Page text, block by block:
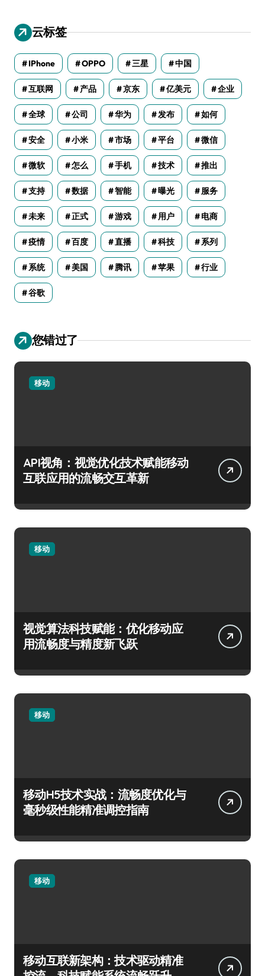
云标签
IPhone OPPO 三星 中国
互联网 产品 京东 亿美元 企业
全球 公司 华为 发布 如何
安全 小米 市场 平台 微信
微软 怎么 手机 技术 推出
支持 数据 智能 曝光 服务
未来 正式 游戏 用户 电商
疫情 百度 直播 科技 系列
系统 美国 腾讯 苹果 行业
谷歌
您错过了
移动
API视角：视觉优化技术赋能移动
互联应用的流畅交互革新
移动
视觉算法科技赋能：优化移动应
用流畅度与精度新飞跃
移动
移动H5技术实战：流畅度优化与
毫秒级性能精准调控指南
移动
移动互联新架构：技术驱动精准